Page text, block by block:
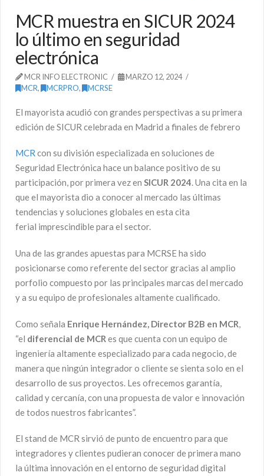
MCR muestra en SICUR 2024
lo último en seguridad
electrónica
MCR INFO ELECTRONIC
MARZO 12, 2024
MCR, MCRPRO, MCRSE
El mayorista acudió con grandes perspectivas a su primera
edición de SICUR celebrada en Madrid a finales de febrero
MCR con su división especializada en soluciones de
Seguridad Electrónica hace un balance positivo de su
participación, por primera vez en SICUR 2024. Una cita en la
que el mayorista dio a conocer al mercado las últimas
tendencias y soluciones globales en esta cita
ferial imprescindible para el sector.
Una de las grandes apuestas para MCRSE ha sido
posicionarse como referente del sector gracias al amplio
porfolio compuesto por las principales marcas del mercado
y a su equipo de profesionales altamente cualificado.
Como señala Enrique Hernández, Director B2B en MCR,
“el diferencial de MCR es que cuenta con un equipo de
ingeniería altamente especializado para cada negocio, de
manera que ningún integrador o cliente se sienta solo en el
desarrollo de sus proyectos. Les ofrecemos garantía,
calidad y cercanía, con una propuesta de valor e innovación
de todos nuestros fabricantes”.
El stand de MCR sirvió de punto de encuentro para que
integradores y clientes pudieran conocer de primera mano
la última innovación en el entorno de seguridad digital